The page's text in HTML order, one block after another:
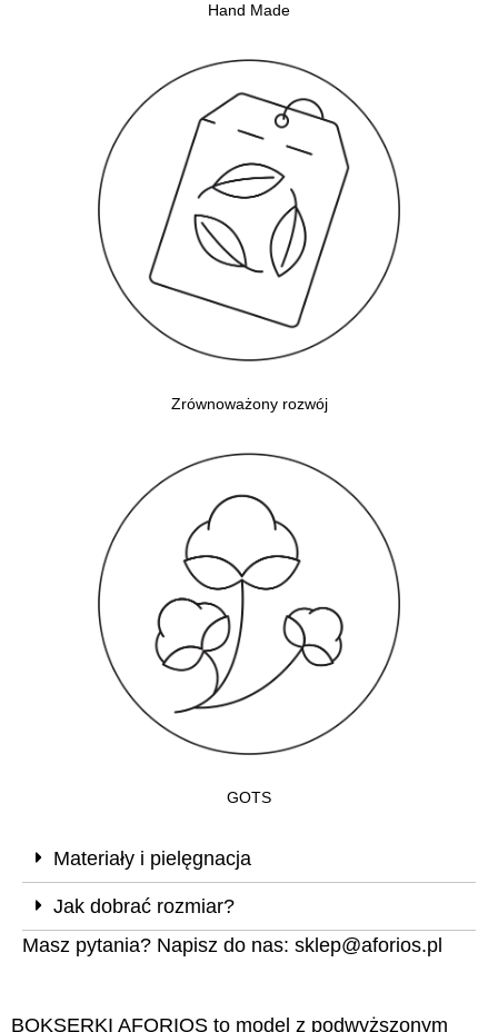
Hand Made
Zrównoważony rozwój
GOTS
Materiały i pielęgnacja
Jak dobrać rozmiar?
Masz pytania? Napisz do nas: sklep@aforios.pl
BOKSERKI AFORIOS to model z podwyższonym